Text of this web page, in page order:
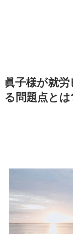
眞子様が就
る問題点とは